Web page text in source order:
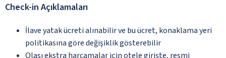
Check-in Açıklamaları
İlave yatak ücreti alınabilir ve bu ücret, konaklama yeri
politikasına göre değişiklik gösterebilir
Olası ekstra harcamalar için otele girişte, resmi